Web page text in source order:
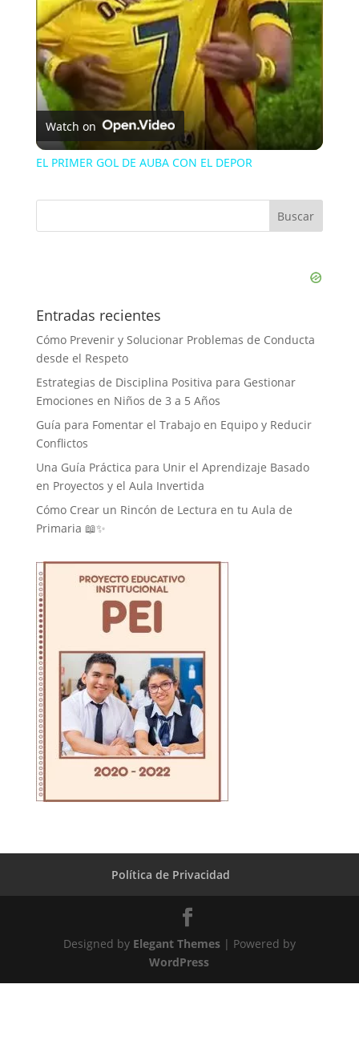
Watch on
EL PRIMER GOL DE AUBA CON EL DEPOR
Entradas recientes
Cómo Prevenir y Solucionar Problemas de Conducta
desde el Respeto
Estrategias de Disciplina Positiva para Gestionar
Emociones en Niños de 3 a 5 Años
Guía para Fomentar el Trabajo en Equipo y Reducir
Conflictos
Una Guía Práctica para Unir el Aprendizaje Basado
en Proyectos y el Aula Invertida
Cómo Crear un Rincón de Lectura en tu Aula de
Primaria 📖✨
Política de Privacidad
Designed by Elegant Themes| Powered by
WordPress